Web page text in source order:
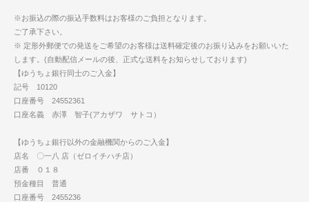
※お振込の際の振込手数料はお客様のご負担となります。
ご了承下さい。
※ 定形外郵便での発送をご希望のお客様は送料確定後のお振り込みをお願いいた
します。(自動配信メールの後、正式な送料をお知らせしております)
【ゆうちょ銀行同士のご入金】
記号 10120
口座番号 24552361
口座名義 赤澤 智子(アカザワ サトコ）
【ゆうちょ銀行以外の金融機関からのご入金】
店名 〇一八 店（ゼロイチハチ店）
店番 ０１８
預金種目 普通
口座番号 2455236